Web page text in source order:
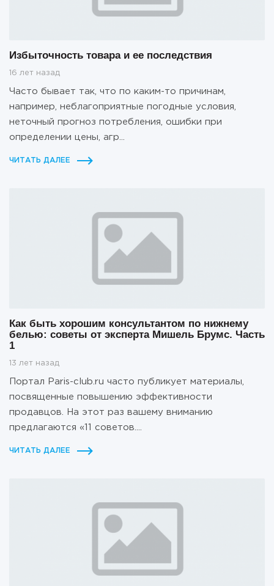
Избыточность товара и ее последствия
16 лет назад
Часто бывает так, что по каким-то причинам,
например, неблагоприятные погодные условия,
неточный прогноз потребления, ошибки при
определении цены, агр...
ЧИТАТЬ ДАЛЕЕ
Как быть хорошим консультантом по нижнему
белью: советы от эксперта Мишель Брумс. Часть
1
13 лет назад
Портал Paris-club.ru часто публикует материалы,
посвященные повышению эффективности
продавцов. На этот раз вашему вниманию
предлагаются «11 советов....
ЧИТАТЬ ДАЛЕЕ